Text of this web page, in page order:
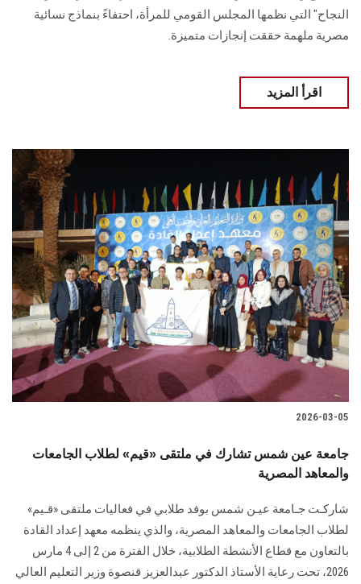
النجاح" التي نظمها المجلس القومي للمرأة، احتفاءً بنماذج نسائية
مصرية ملهمة حققت إنجازات متميزة.
اقرأ المزيد
2026-03-05
جامعة عين شمس تشارك في ملتقى «قيم» لطلاب الجامعات
والمعاهد المصرية
شاركـت جـامعة عيـن شمس بوفد طلابي في فعاليات ملتقى «قـيم»
لطلاب الجامعات والمعاهد المصرية، والذي ينظمه معهد إعداد القادة
بالتعاون مع قطاع الأنشطة الطلابية، خلال الفترة من 2 إلى 4 مارس
2026، تحت رعاية الأستاذ الدكتور عبدالعزيز قنصوة وزير التعليم العالي